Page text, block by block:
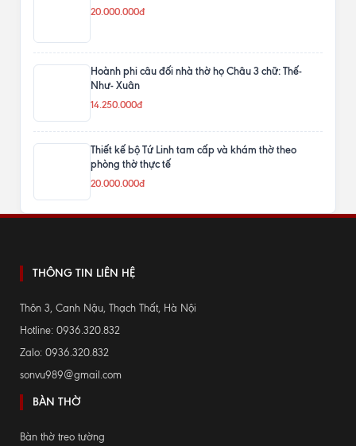
20.000.000đ
Hoành phi câu đối nhà thờ họ Châu 3 chữ: Thế-
Như- Xuân
14.250.000đ
Thiết kế bộ Tứ Linh tam cấp và khám thờ theo
phòng thờ thực tế
20.000.000đ
THÔNG TIN LIÊN HỆ
Thôn 3, Canh Nậu, Thạch Thất, Hà Nội
Hotline: 0936.320.832
Zalo: 0936.320.832
sonvu989@gmail.com
BÀN THỜ
Bàn thờ treo tường